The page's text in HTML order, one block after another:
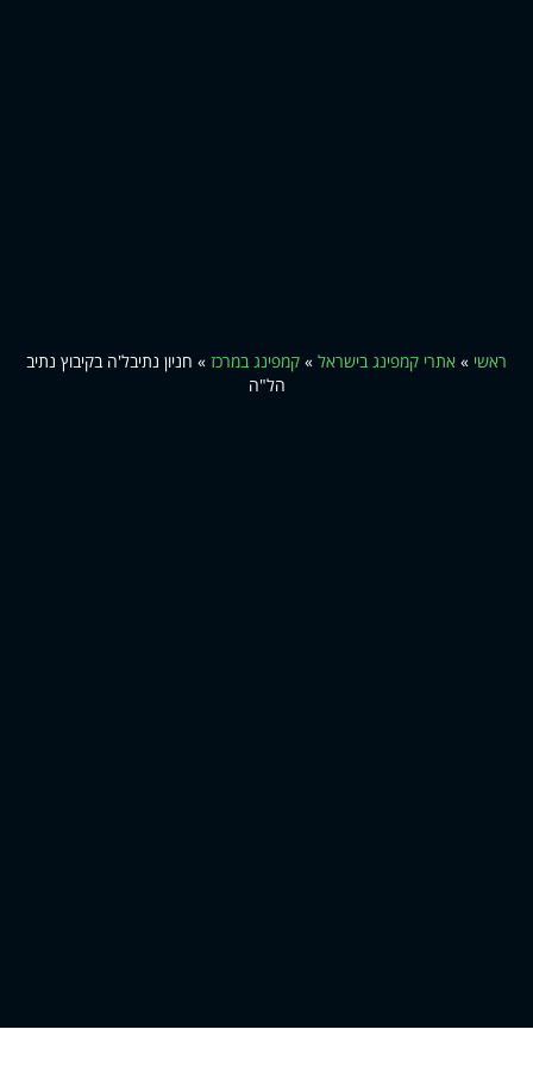
ראשי » אתרי קמפינג בישראל » קמפינג במרכז » חניון נתיבל'ה בקיבוץ נתיב
הל"ה